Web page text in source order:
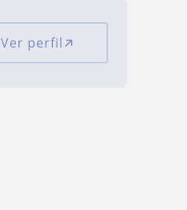
Ver perfil